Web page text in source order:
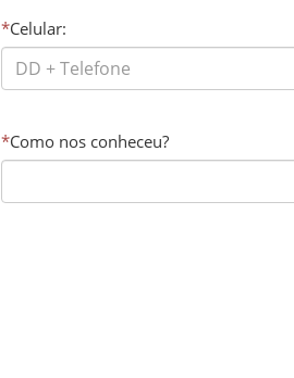
*Celular:
*Como nos conheceu?